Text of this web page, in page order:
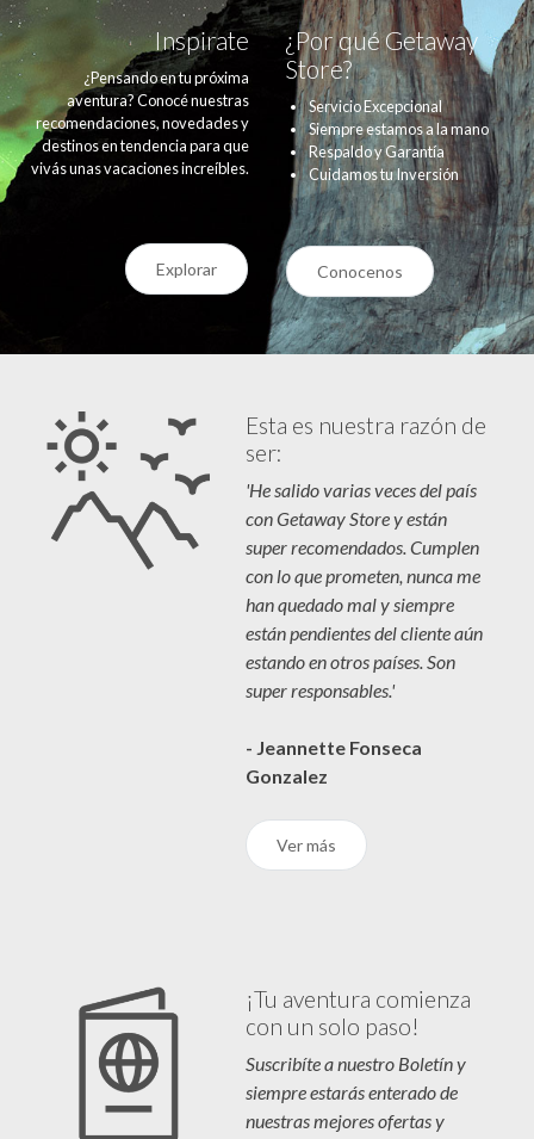
Inspirate
¿Pensando en tu próxima
aventura? Conocé nuestras
recomendaciones, novedades y
destinos en tendencia para que
vivás unas vacaciones increíbles.
¿Por qué Getaway
Store?
Servicio Excepcional
Siempre estamos a la mano
Respaldo y Garantía
Cuidamos tu Inversión
Explorar Conocenos
Esta es nuestra razón de
ser:
'He salido varias veces del país
con Getaway Store y están
super recomendados. Cumplen
con lo que prometen, nunca me
han quedado mal y siempre
están pendientes del cliente aún
estando en otros países. Son
super responsables.'
- Jeannette Fonseca
Gonzalez
Ver más
¡Tu aventura comienza
con un solo paso!
Suscribíte a nuestro Boletín y
siempre estarás enterado de
nuestras mejores ofertas y